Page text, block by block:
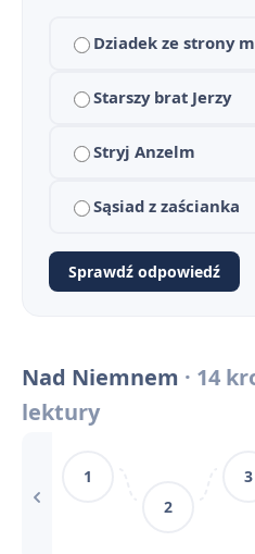
Dziadek ze strony
Starszy brat Jerzy
Stryj Anzelm
Sąsiad z zaścianka
Sprawdź odpowiedź
Nad Niemnem · 14
lektury
1
2
3
Kompozycja „Nad
10
Słowniczek pojęć do